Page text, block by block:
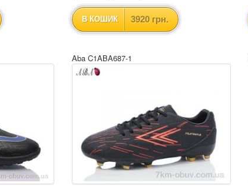
В КОШИК 3920 грн.
Aba C1ABA687-1